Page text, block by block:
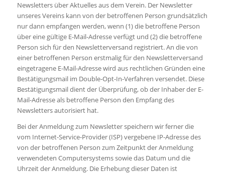
Newsletters über Aktuelles aus dem Verein. Der Newsletter
unseres Vereins kann von der betroffenen Person grundsätzlich
nur dann empfangen werden, wenn (1) die betroffene Person
über eine gültige E-Mail-Adresse verfügt und (2) die betroffene
Person sich für den Newsletterversand registriert. An die von
einer betroffenen Person erstmalig für den Newsletterversand
eingetragene E-Mail-Adresse wird aus rechtlichen Gründen eine
Bestätigungsmail im Double-Opt-In-Verfahren versendet. Diese
Bestätigungsmail dient der Überprüfung, ob der Inhaber der E-
Mail-Adresse als betroffene Person den Empfang des
Newsletters autorisiert hat.
Bei der Anmeldung zum Newsletter speichern wir ferner die
vom Internet-Service-Provider (ISP) vergebene IP-Adresse des
von der betroffenen Person zum Zeitpunkt der Anmeldung
verwendeten Computersystems sowie das Datum und die
Uhrzeit der Anmeldung. Die Erhebung dieser Daten ist